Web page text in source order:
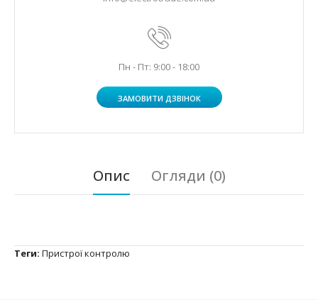
Пн - Пт: 9:00 - 18:00
ЗАМОВИТИ ДЗВІНОК
Опис Огляди (0)
Теги: Пристрої контролю